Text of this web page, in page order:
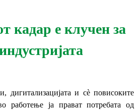
кадар е клучен за
дигитализацијата и сè повисоките
работење ја прават потребата од